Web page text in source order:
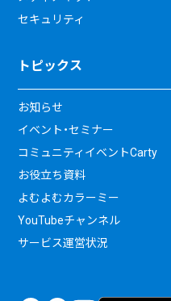
セキュリティ
トピックス
お知らせ
イベント・セミナー
コミュニティイベントCarty
お役立ち資料
よむよむカラーミー
YouTubeチャンネル
サービス運営状況